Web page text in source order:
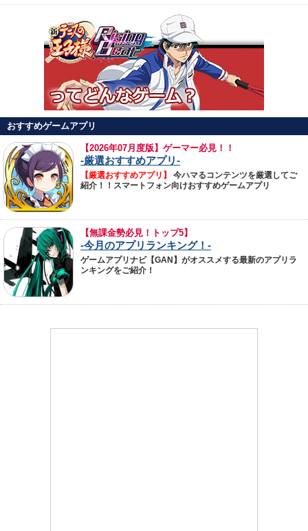
おすすめゲームアプリ
【2026年07月度版】ゲーマー必見！！
-厳選おすすめアプリ-
【厳選おすすめアプリ】
今ハマるコンテンツを厳選してご
紹介！！スマートフォン向けおすすめゲームアプリ
【無課金勢必見！トップ5】
-今月のアプリランキング！-
ゲームアプリナビ【GAN】がオススメする最新のアプリラ
ンキングをご紹介！